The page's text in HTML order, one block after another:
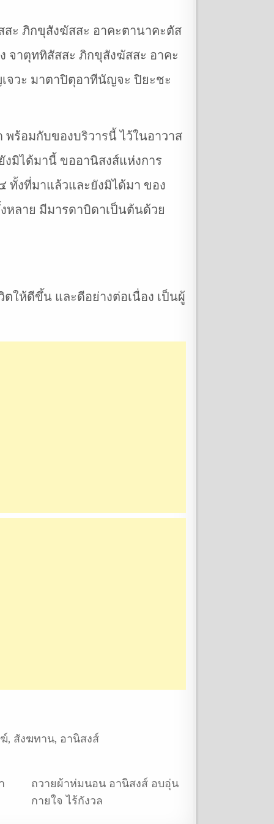
สะ ภิกขุสังฆัสสะ อาคะตานาคะตัส
จาตุททิสัสสะ ภิกขุสังฆัสสะ อาคะ
จวะ มาตาปิตุอาทีนัญจะ ปิยะชะ
ร้อมกับของบริวารนี้ ไว้ในอาวาส
มิได้มานี้ ขออานิสงส์แห่งการ
ทั้งที่มาแล้วและยังมิได้มา ของ
หลาย มีมารดาบิดาเป็นต้นด้วย
ให้ดีขึ้น และดีอย่างต่อเนื่อง เป็นผู้
, สังฆทาน, อานิสงส์
ถวายผ้าห่มนอน อานิสงส์ อบอุ่น
กายใจ ไร้กังวล